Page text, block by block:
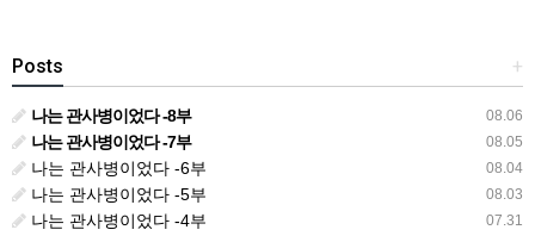
+
Posts
08.06
나는 관사병이었다 -8부
08.05
나는 관사병이었다 -7부
08.04
나는 관사병이었다 -6부
08.03
나는 관사병이었다 -5부
07.31
나는 관사병이었다 -4부